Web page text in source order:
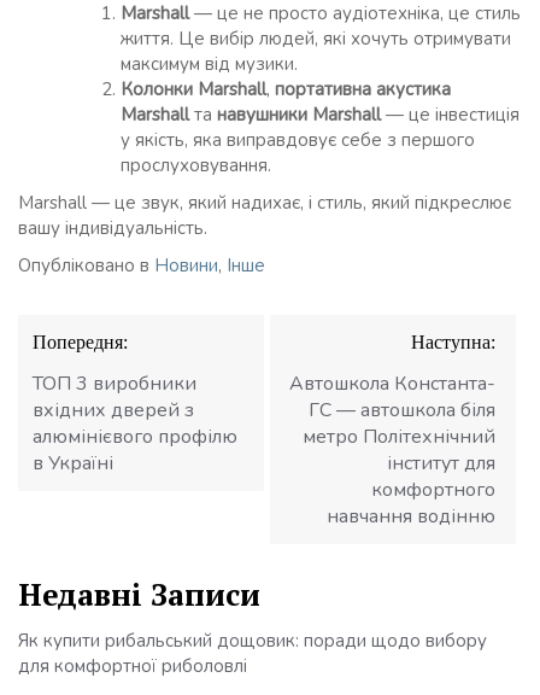
Marshall— це не просто аудіотехніка, це стиль
життя. Це вибір людей, які хочуть отримувати
максимум від музики.
Колонки Marshall, портативна акустика
Marshallта навушники Marshall— це інвестиція
у якість, яка виправдовує себе з першого
прослуховування.
Marshall — це звук, який надихає, і стиль, який підкреслює
вашу індивідуальність.
Опубліковано в Новини, Інше
Навігація
записів
Попередня:
ТОП 3 виробники
вхідних дверей з
алюмінієвого профілю
в Україні
Наступна:
Автошкола Константа-
ГС — автошкола біля
метро Політехнічний
інститут для
комфортного
навчання водінню
Недавні Записи
Як купити рибальський дощовик: поради щодо вибору
для комфортної риболовлі